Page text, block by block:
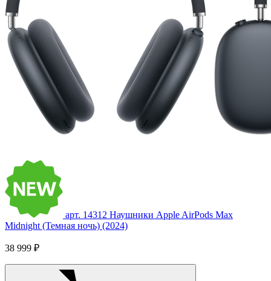
арт. 14312 Наушники Apple AirPods Max
Midnight (Темная ночь) (2024)
38 999 ₽